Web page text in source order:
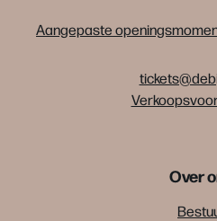
Aangepaste
Over